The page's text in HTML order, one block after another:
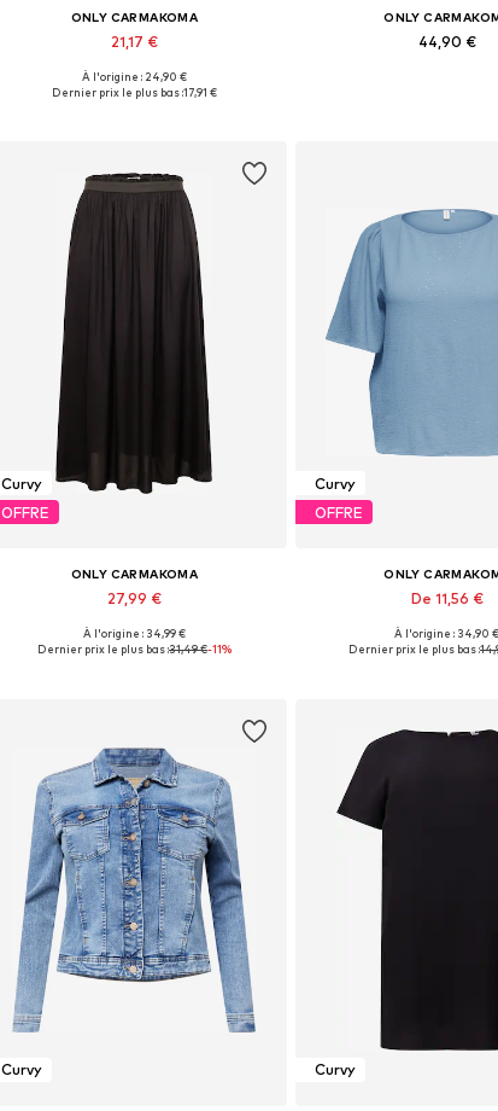
ONLY CARMAKOMA
21,17 €
+6
À l'origine : 24,90 €
Dernier prix le plus bas :17,91 €
ONLY
44,90 €
Curvy
OFFRE
ONLY CARMAKOMA
27,99 €
Tailles disponibles: 46
À l'origine : 34,99 €
Dernier prix le plus bas :31,49 €-11%
Curvy
OFFRE
ONLY
De 11,56 €
Tailles disponibles: XXL,
À l'origine : 34,90 €
Dernier prix le plus bas :
Curvy Curvy